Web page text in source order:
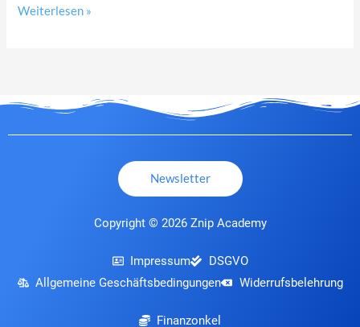
Weiterlesen »
Newsletter
Copyright © 2026 Znip Academy
Impressum
DSGVO
Allgemeine Geschäftsbedingungen
Widerrufsbelehrung
Finanzonkel